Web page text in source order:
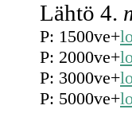
Lähtö 4.
P: 1500ve+
P: 2000ve+
P: 3000ve+
P: 5000ve+